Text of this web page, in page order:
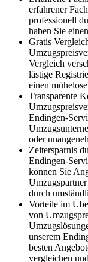
erfahrener
professionell
haben Sie
Gratis
Vergleich
lästige
einen
Transparente
Endingen-
oder
Zeitersparnis
Endingen-
können Sie
durch
Vorteile im
von
unserem
besten
vergleichen